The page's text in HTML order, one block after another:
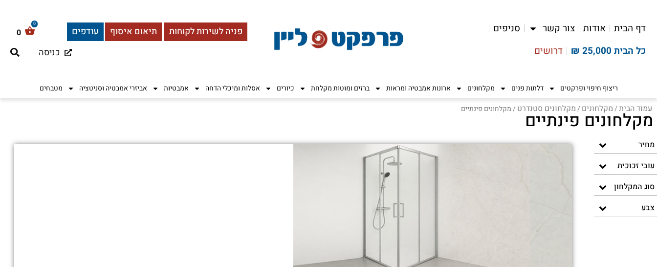
דף הבית אודות צור קשר
סניפים
כל הבית 25,000 ₪
דרושים
פניה לשירות לקוחות תיאום איסוף עודפים 0
כניסה
ריצוף חיפוי ופרקטים דלתות פנים מקלחונים ארונות אמבטיה ומראות ברזים ומוטות מקלחת כיורים אסלות ומיכלי הדחה אמבטיות אביזרי אמבטיה וסניטציה מטבחים
עמוד הבית/מקלחונים /מקלחונים סטנדרט / מקלחונים פינתיים מקלחונים פינתיים
מחיר
עובי זכוכית
סוג המקלחון
צבע